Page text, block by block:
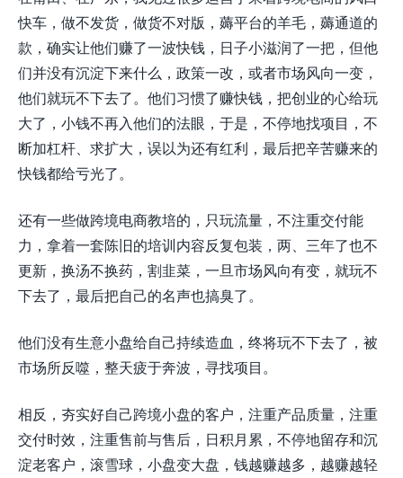
快车，做不发货，做货不对版，薅平台的羊毛，薅通道的
款，确实让他们赚了一波快钱，日子小滋润了一把，但他
们并没有沉淀下来什么，政策一改，或者市场风向一变，
他们就玩不下去了。他们习惯了赚快钱，把创业的心给玩
大了，小钱不再入他们的法眼，于是，不停地找项目，不
断加杠杆、求扩大，误以为还有红利，最后把辛苦赚来的
快钱都给亏光了。
还有一些做跨境电商教培的，只玩流量，不注重交付能
力，拿着一套陈旧的培训内容反复包装，两、三年了也不
更新，换汤不换药，割韭菜，一旦市场风向有变，就玩不
下去了，最后把自己的名声也搞臭了。
他们没有生意小盘给自己持续造血，终将玩不下去了，被
市场所反噬，整天疲于奔波，寻找项目。
相反，夯实好自己跨境小盘的客户，注重产品质量，注重
交付时效，注重售前与售后，日积月累，不停地留存和沉
淀老客户，滚雪球，小盘变大盘，钱越赚越多，越赚越轻